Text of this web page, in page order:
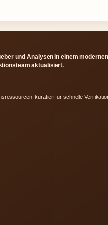
und Analysen in einem modernen
aktualisiert.
kuratiert fur schnelle